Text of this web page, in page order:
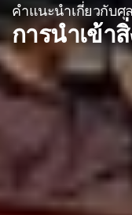
คำแนะนำเกี่ยวกับศุ
การนำเข้า